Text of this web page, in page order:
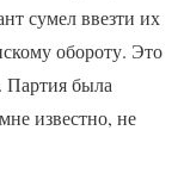
сумел ввезти их
обороту. Это
Партия была
известно, не